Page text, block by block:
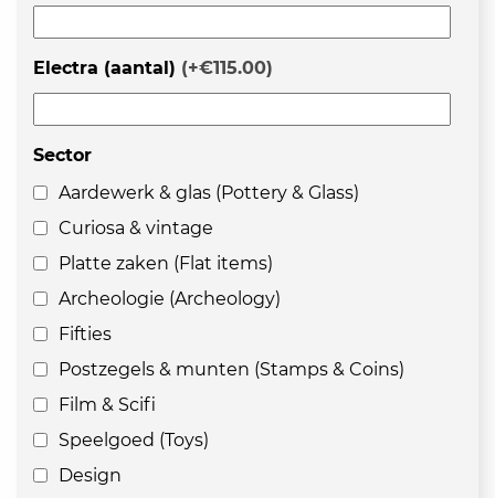
Electra (aantal) (+€115.00)
Sector
Aardewerk & glas (Pottery & Glass)
Curiosa & vintage
Platte zaken (Flat items)
Archeologie (Archeology)
Fifties
Postzegels & munten (Stamps & Coins)
Film & Scifi
Speelgoed (Toys)
Design